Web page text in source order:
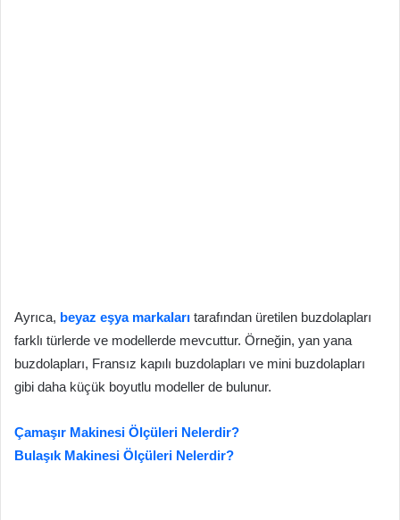
Ayrıca, beyaz eşya markaları tarafından üretilen buzdolapları
farklı türlerde ve modellerde mevcuttur. Örneğin, yan yana
buzdolapları, Fransız kapılı buzdolapları ve mini buzdolapları
gibi daha küçük boyutlu modeller de bulunur.
Çamaşır Makinesi Ölçüleri Nelerdir?
Bulaşık Makinesi Ölçüleri Nelerdir?